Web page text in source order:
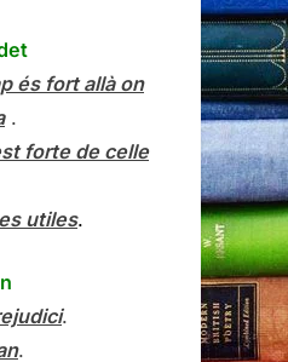
és fort allà on
.
forte de celle
utiles.
.
.